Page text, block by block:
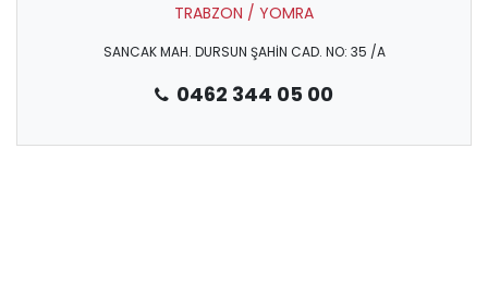
TRABZON / YOMRA
SANCAK MAH. DURSUN ŞAHİN CAD. NO: 35 /A
0462 344 05 00